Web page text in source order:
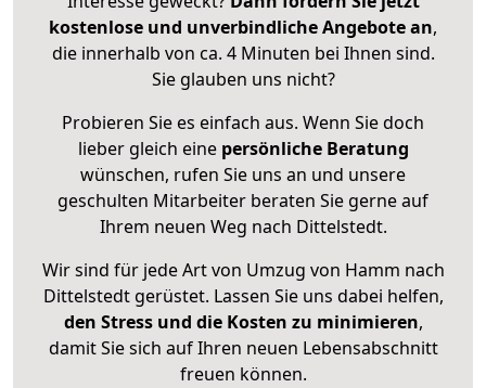
kostenlose und unverbindliche Angebote an,
die innerhalb von ca. 4 Minuten bei Ihnen sind.
Sie glauben uns nicht?
Probieren Sie es einfach aus. Wenn Sie doch
lieber gleich eine persönliche Beratung
wünschen, rufen Sie uns an und unsere
geschulten Mitarbeiter beraten Sie gerne auf
Ihrem neuen Weg nach Dittelstedt.
Wir sind für jede Art von Umzug von Hamm nach
Dittelstedt gerüstet. Lassen Sie uns dabei helfen,
den Stress und die Kosten zu minimieren,
damit Sie sich auf Ihren neuen Lebensabschnitt
freuen können.